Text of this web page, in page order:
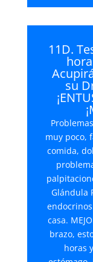
11D.
su
muy poco,
comida,
Glándula
casa.
brazo,
horas